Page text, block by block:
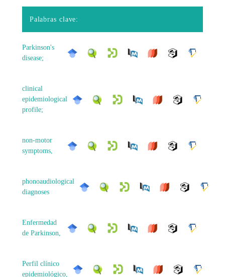
Palabras clave:
Parkinson's
disease;
clinical
epidemiological
profile;
non-motor
symptoms,
phonoaudiological
diagnoses
Enfermedad
de Parkinson,
Perfil clínico
epidemiológico,